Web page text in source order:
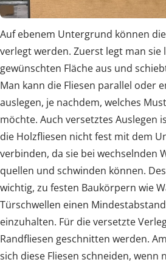
Auf ebenem Untergrund können
verlegt werden. Zuerst legt man sie
gewünschten Fläche aus und
Man kann die Fliesen parallel oder
auslegen, je nachdem, welches
möchte. Auch versetztes Auslegen
die Holzfliesen nicht fest mit dem
verbinden, da sie bei wechselnden
quellen und schwinden können.
wichtig, zu festen Baukörpern wie
Türschwellen einen
einzuhalten. Für die versetzte
Randfliesen geschnitten werden.
sich diese Fliesen schneiden, wenn